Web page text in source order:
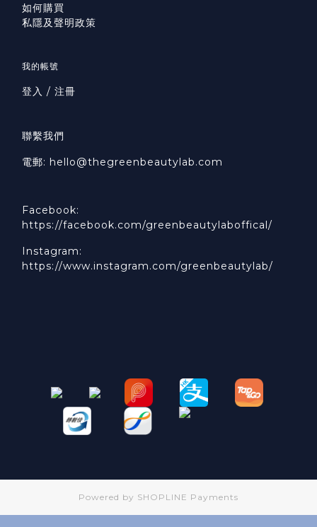
如何購買
私隱及聲明政策
我的帳號
登入 / 注冊
聯繫我們
電郵: hello@thegreenbeautylab.com
Facebook:
https://facebook.com/greenbeautylaboffical/
Instagram:
https://www.instagram.com/greenbeautylab/
Powered by SHOPLINE Payments